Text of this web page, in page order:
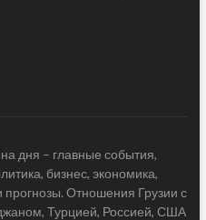
дня – главные события,
бизнес, экономика,
прогнозы. Отношения Грузии с
Турцией, Россией, США